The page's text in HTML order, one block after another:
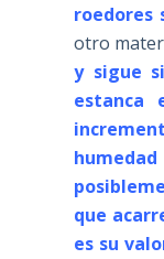
roedores
otro
y sigue
estanca
que
es su